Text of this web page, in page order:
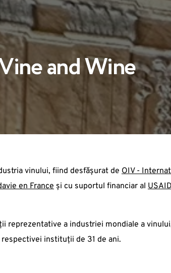
and Wine
vinului, fiind desfășurat de OIV -
en France și cu suportul financiar al
reprezentative a industriei mondiale a
instituții de 31 de ani.